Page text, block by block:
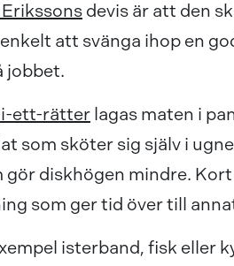
devis är att den
att svänga ihop en
jobbet.
ett-rätter lagas maten i
som sköter sig själv i
gör diskhögen mindre.
som ger tid över till
isterband, fisk eller